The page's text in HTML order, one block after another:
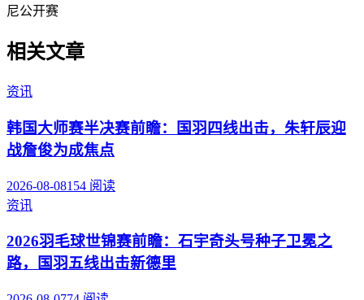
尼公开赛
相关文章
资讯
韩国大师赛半决赛前瞻：国羽四线出击，朱轩辰迎
战詹俊为成焦点
2026-08-08154 阅读
资讯
2026羽毛球世锦赛前瞻：石宇奇头号种子卫冕之
路，国羽五线出击新德里